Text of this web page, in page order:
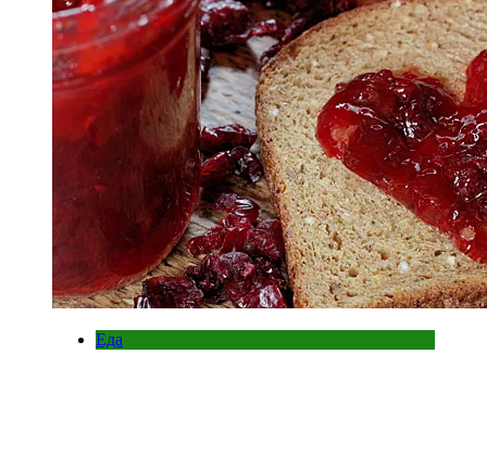
Еда